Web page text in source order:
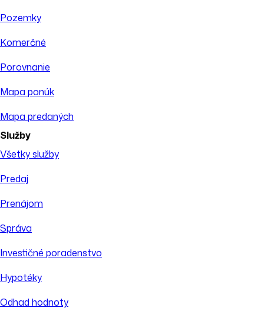
Pozemky
Komerčné
Porovnanie
Mapa ponúk
Mapa predaných
Služby
Všetky služby
Predaj
Prenájom
Správa
Investičné poradenstvo
Hypotéky
Odhad hodnoty